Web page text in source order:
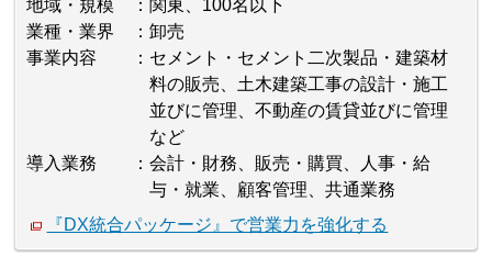
地域・規模
関東、100名以下
業種・業界
卸売
事業内容
セメント・セメント二次製品・建築材
料の販売、土木建築工事の設計・施工
並びに管理、不動産の賃貸並びに管理
など
導入業務
会計・財務、販売・購買、人事・給
与・就業、顧客管理、共通業務
『DX統合パッケージ』で営業力を強化する